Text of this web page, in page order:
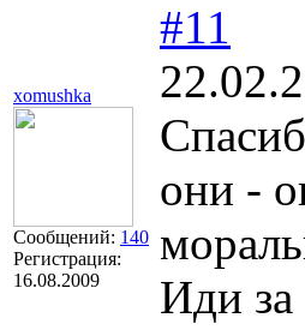
xomushka
Сообщений: 140
Регистрация:
16.08.2009
#11
они -
Иди за